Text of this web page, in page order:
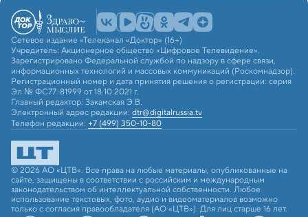
Сетевое издание «Телеканал «Доктор» (16+)
Учредитель: Акционерное общество «Цифровое Телевидение».
Зарегистрировано Федеральной службой по надзору в сфере связи,
информационных технологий и массовых коммуникаций (Роскомнадзор).
Регистрационный номер и дата принятия решения о регистрации: серия
Эл № ФС77-81999 от 18.10.2021 г.
Главный редактор: Закамская Э.В.
Электронный адрес редакции: dtr@digitalrussia.tv
Телефон редакции: +7 (499) 350-10-80
© 2026 АО «ЦТВ». Все права на любые материалы, опубликованные на
сайте, защищены в соответствии с российским и международным
законодательством об интеллектуальной собственности. Любое
использование текстовых, фото, аудио и видеоматериалов возможно
только с согласия правообладателя (АО «ЦТВ»). Для лиц старше 16 лет.